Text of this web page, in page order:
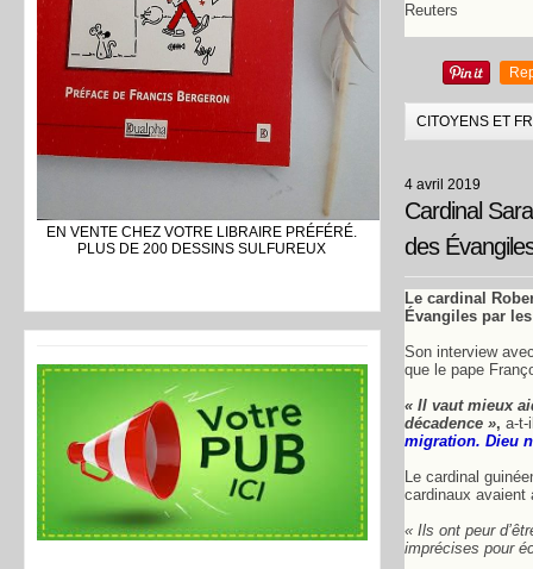
EN VENTE CHEZ VOTRE LIBRAIRE PRÉFÉRÉ.
PLUS DE 200 DESSINS SULFUREUX
Reuters
CITOYENS ET
4 avril 2019
Cardinal
des
Le cardinal
Évangiles par
Son interview
que le pape
« Il vaut mieux
décadence », a-
migration. Dieu
Le cardinal
cardinaux avaient
« Ils ont peur
imprécises pour